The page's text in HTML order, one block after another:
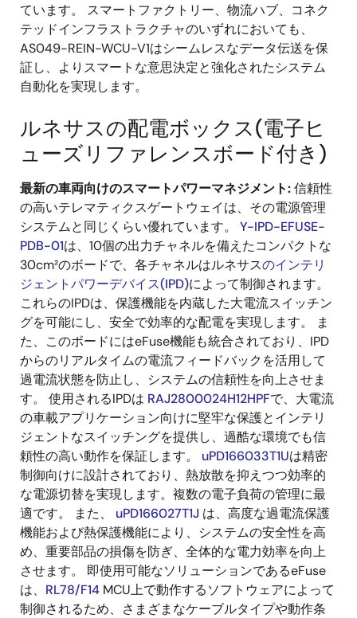
ています。 スマートファクトリー、物流ハブ、コネク
テッドインフラストラクチャのいずれにおいても、
AS049-REIN-WCU-V1はシームレスなデータ伝送を保
証し、よりスマートな意思決定と強化されたシステム
自動化を実現します。
ルネサスの配電ボックス(電子ヒ
ューズリファレンスボード付き)
最新の車両向けのスマートパワーマネジメント:信頼性
の高いテレマティクスゲートウェイは、その電源管理
システムと同じくらい優れています。 Y-IPD-EFUSE-
PDB-01は、10個の出力チャネルを備えたコンパクトな
30cm²のボードで、各チャネルはルネサスのインテリ
ジェントパワーデバイス(IPD)によって制御されます。
これらのIPDは、保護機能を内蔵した大電流スイッチン
グを可能にし、安全で効率的な配電を実現します。 ま
た、このボードにはeFuse機能も統合されており、IPD
からのリアルタイムの電流フィードバックを活用して
過電流状態を防止し、システムの信頼性を向上させま
す。 使用されるIPDは RAJ2800024H12HPFで、大電流
の車載アプリケーション向けに堅牢な保護とインテリ
ジェントなスイッチングを提供し、過酷な環境でも信
頼性の高い動作を保証します。 uPD166033T1Uは精密
制御向けに設計されており、熱放散を抑えつつ効率的
な電源切替を実現します。複数の電子負荷の管理に最
適です。 また、 uPD166027T1J は、高度な過電流保護
機能および熱保護機能により、システムの安全性を高
め、重要部品の損傷を防ぎ、全体的な電力効率を向上
させます。 即使用可能なソリューションであるeFuse
は、 RL78/F14 MCU上で動作するソフトウェアによって
制御されるため、さまざまなケーブルタイプや動作条